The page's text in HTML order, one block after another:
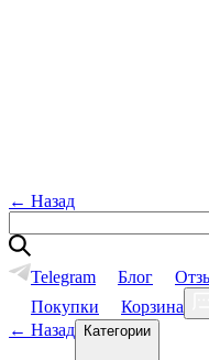
← Назад
Telegram Блог
Покупки
Корзина
← Назад Категории